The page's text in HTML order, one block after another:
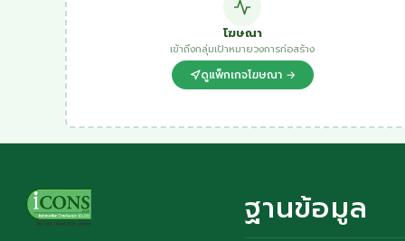
โฆษณา
เข้าถึงกลุ่มเป้าหมายวงการก่อสร้าง
ดูแพ็กเกจโฆษณา →
ฐานข้อมูล